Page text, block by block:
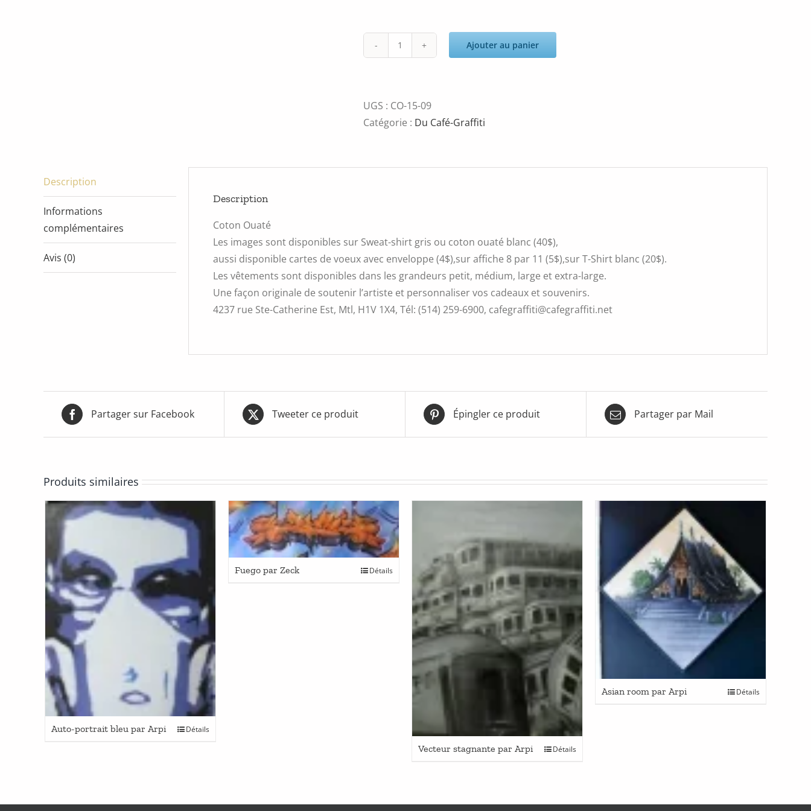
quantité
Ajouter au panier
UGS : CO-15-09
Catégorie : Du Café-Graffiti
Description
Informations
complémentaires
Avis (0)
Description
Coton Ouaté
Les images sont disponibles sur Sweat-shirt gris ou coton ouaté blanc (40$),
aussi disponible cartes de voeux avec enveloppe (4$),sur affiche 8 par 11 (5$),sur T-Shirt blanc (20$).
Les vêtements sont disponibles dans les grandeurs petit, médium, large et extra-large.
Une façon originale de soutenir l’artiste et personnaliser vos cadeaux et souvenirs.
4237 rue Ste-Catherine Est, Mtl, H1V 1X4, Tél: (514) 259-6900, cafegraffiti@cafegraffiti.net
Partager sur Facebook Tweeter ce produit Épingler ce produit Partager par Mail
Produits similaires
Auto-portrait bleu par Arpi Détails
Fuego par Zeck Détails
Vecteur stagnante par Arpi Détails
Asian room par Arpi Détails